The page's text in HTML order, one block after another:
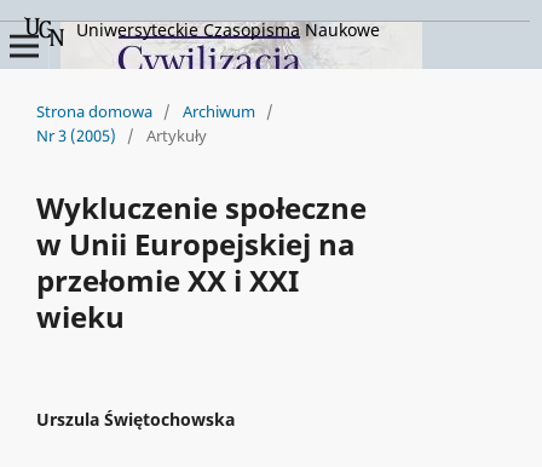
Uniwersyteckie Czasopisma Naukowe
Strona domowa / Archiwum /
Nr 3 (2005)
/ Artykuły
Wykluczenie społeczne
w Unii Europejskiej na
przełomie XX i XXI
wieku
Urszula Świętochowska